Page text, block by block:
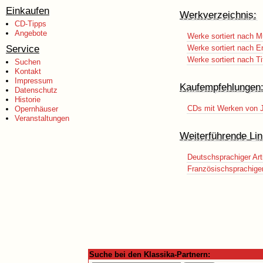
Einkaufen
CD-Tipps
Angebote
Service
Suchen
Kontakt
Impressum
Datenschutz
Historie
Opernhäuser
Veranstaltungen
Werkverzeichnis:
Werke sortiert nach
Werke sortiert nach
Werke sortiert nach
Kaufempfehlungen:
CDs mit Werken von
Weiterführende
Deutschsprachiger
Suche bei den Klassika-Partnern: